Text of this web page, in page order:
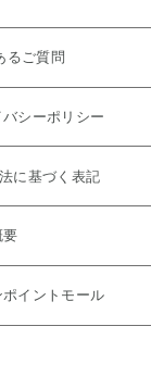
るご質問
バシーポリシー
に基づく表記
要
ポイントモール